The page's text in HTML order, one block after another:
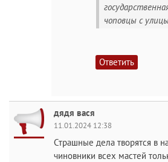
чоповцы с
Ответить
дядя вася
11.01.2024 12:38
Страшные дела творятся в
чиновники всех мастей